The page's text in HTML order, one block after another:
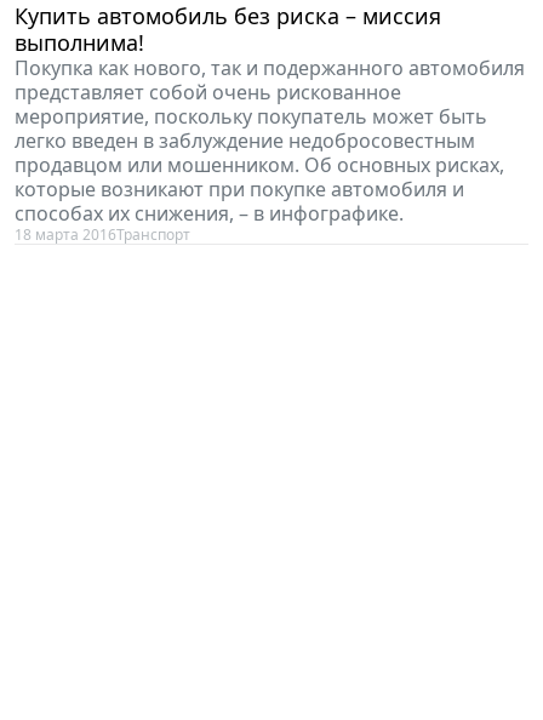
Купить автомобиль без риска – миссия
выполнима!
Покупка как нового, так и подержанного автомобиля
представляет собой очень рискованное
мероприятие, поскольку покупатель может быть
легко введен в заблуждение недобросовестным
продавцом или мошенником. Об основных рисках,
которые возникают при покупке автомобиля и
способах их снижения, – в инфографике.
18 марта 2016Транспорт